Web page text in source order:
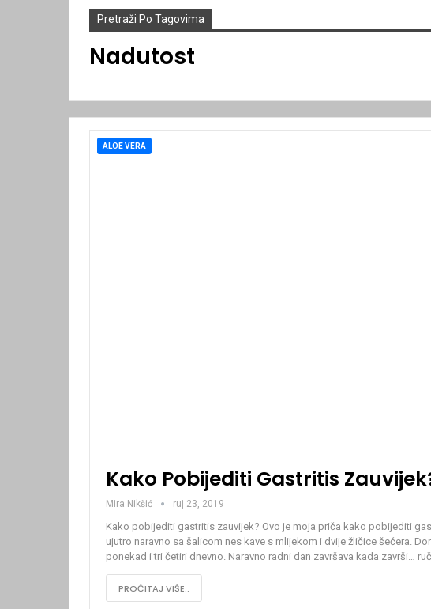
Pretraži Po Tagovima
Nadutost
ALOE VERA
Kako Pobijediti Gastritis
Mira Nikšić ruj 23, 2019
Kako pobijediti gastritis zauvijek? Ovo je moja priča kako pobijediti
ujutro naravno sa šalicom nes kave s mlijekom i dvije žličice šećera.
ponekad i tri četiri dnevno. Naravno radni dan završava kada završi…
PROČITAJ VIŠE..